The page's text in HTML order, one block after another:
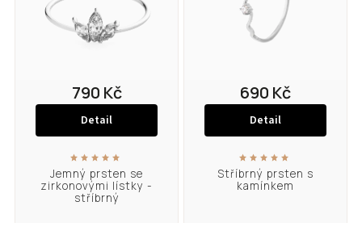
Jemný prsten se
zirkonovými lístky -
stříbrný
790 Kč
Detail
Stříbrný prsten s
kamínkem
690 Kč
Detail